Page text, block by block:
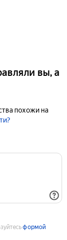
вы, а
похожи на
формой